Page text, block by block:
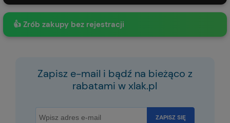
👍 Zrób zakupy bez rejestracji
Zapisz e-mail i bądź na bieżąco z
rabatami w xlak.pl
ZAPISZ SIĘ